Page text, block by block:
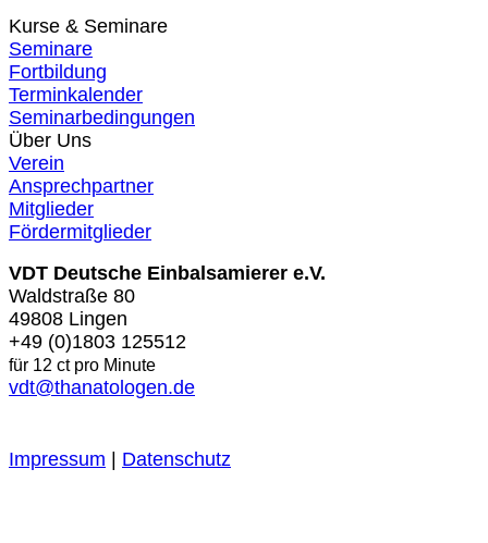
Kurse & Seminare
Seminare
Fortbildung
Terminkalender
Seminarbedingungen
Über Uns
Verein
Ansprechpartner
Mitglieder
Fördermitglieder
VDT Deutsche Einbalsamierer e.V.
Waldstraße 80
49808 Lingen
+49 (0)1803 125512
für 12 ct pro Minute
vdt@thanatologen.de
Impressum Datenschutz